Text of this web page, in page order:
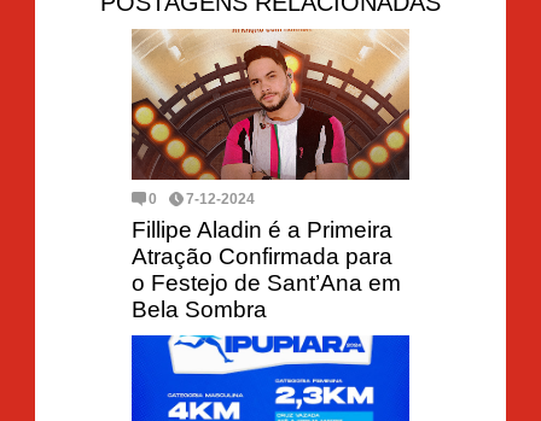
0 7-12-2024
Fillipe Aladin é a Primeira
Atração Confirmada para
o Festejo de Sant’Ana em
Bela Sombra